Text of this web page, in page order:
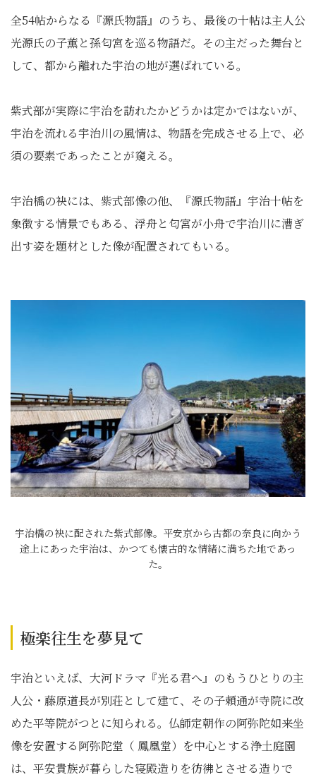
全54帖からなる『源氏物語』のうち、最後の十帖は主人公
光源氏の子薫と孫匂宮を巡る物語だ。その主だった舞台と
して、都から離れた宇治の地が選ばれている。
紫式部が実際に宇治を訪れたかどうかは定かではないが、
宇治を流れる宇治川の風情は、物語を完成させる上で、必
須の要素であったことが窺える。
宇治橋の袂には、紫式部像の他、『源氏物語』宇治十帖を
象徴する情景でもある、浮舟と匂宮が小舟で宇治川に漕ぎ
出す姿を題材とした像が配置されてもいる。
宇治橋の袂に配された紫式部像。平安京から古都の奈良に向かう
途上にあった宇治は、かつても懐古的な情緒に満ちた地であっ
た。
極楽往生を夢見て
宇治といえば、大河ドラマ『光る君へ』のもうひとりの主
人公・藤原道長が別荘として建て、その子頼通が寺院に改
めた平等院がつとに知られる。仏師定朝作の阿弥陀如来坐
像を安置する阿弥陀堂（ 鳳凰堂）を中心とする浄土庭園
は、平安貴族が暮らした寝殿造りを彷彿とさせる造りで